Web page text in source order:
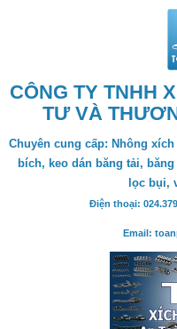
CÔNG TY TNHH
TƯ VÀ
Chuyên cung cấp: Nhông
bích, keo dán băng tải,
lọc bụi,
Điện thoại:
Email: